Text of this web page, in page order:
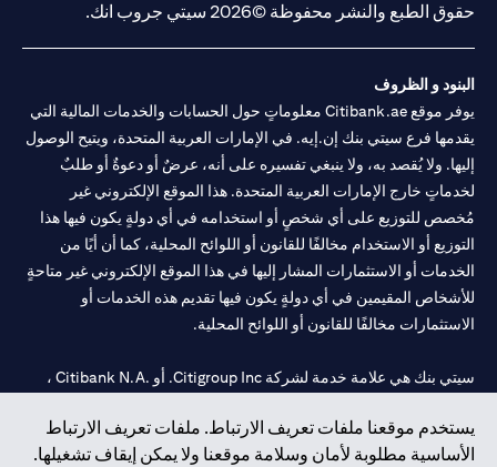
يستخدم موقعنا ملفات تعريف الارتباط. ملفات تعريف الارتباط
الأساسية مطلوبة لأمان وسلامة موقعنا ولا يمكن إيقاف تشغيلها.
حقوق الطبع والنشر محفوظة ©2026 سيتي جروب انك.
البنود و الظروف
يوفر موقع Citibank.ae معلوماتٍ حول الحسابات والخدمات المالية التي
يقدمها فرع سيتي بنك إن.إيه. في الإمارات العربية المتحدة، ويتيح الوصول
إليها. ولا يُقصد به، ولا ينبغي تفسيره على أنه، عرضٌ أو دعوةٌ أو طلبٌ
لخدماتٍ خارج الإمارات العربية المتحدة. هذا الموقع الإلكتروني غير
مُخصص للتوزيع على أي شخصٍ أو استخدامه في أي دولةٍ يكون فيها هذا
التوزيع أو الاستخدام مخالفًا للقانون أو اللوائح المحلية، كما أن أيًا من
الخدمات أو الاستثمارات المشار إليها في هذا الموقع الإلكتروني غير متاحةٍ
للأشخاص المقيمين في أي دولةٍ يكون فيها تقديم هذه الخدمات أو
الاستثمارات مخالفًا للقانون أو اللوائح المحلية.
سيتي بنك هي علامة خدمة لشركة Citigroup Inc. أو .Citibank N.A ،
سيتي بنك إن. إيه. الإمارات مسجل لدى مصرف الإمارات المركزي تحت